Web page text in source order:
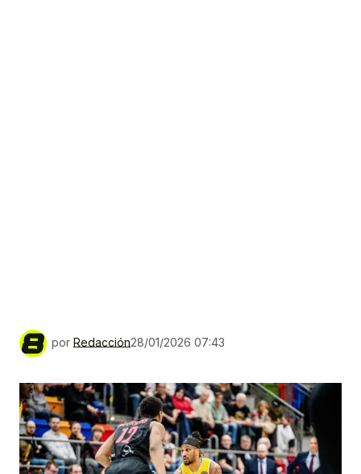
por Redacción28/01/2026 07:43